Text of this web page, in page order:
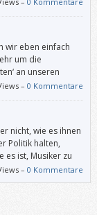
wir eben einfach
um die
an unseren
–0 Kommentare
nicht, wie es ihnen
Politik halten,
es ist, Musiker zu
Musik machen.
–0 Kommentare